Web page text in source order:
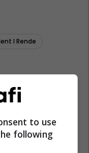
I Rende
to use
following